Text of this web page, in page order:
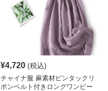
¥4,720 (税込)
チャイナ服 麻素材ピンタックリ
ボンベルト付きロングワンピー